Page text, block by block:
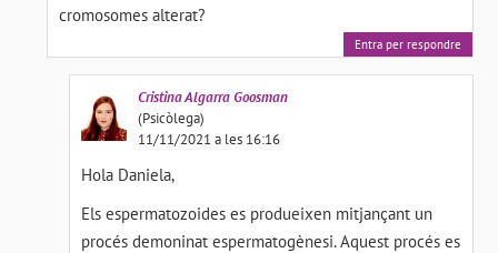
cromosomes alterat?
Entra per respondre
CristinaAlgarra Goosman
(Psicòlega)
11/11/2021 a les 16:16
Hola Daniela,
Els espermatozoides es produeixen mitjançant un
procés demoninat espermatogènesi. Aquest procés es